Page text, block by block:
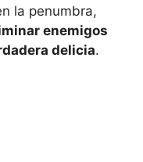
la penumbra,
enemigos
delicia.